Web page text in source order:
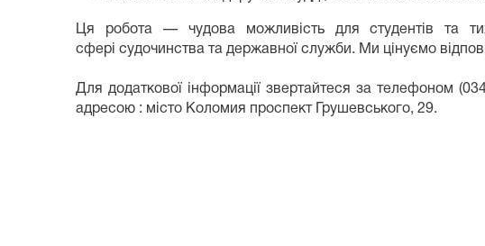
Ця робота — чудова можливість для студентів та
сфері судочинства та державної служби. Ми цінуємо
Для додаткової інформації звертайтеся за телефоном
адресою : місто Коломия проспект Грушевського, 29.